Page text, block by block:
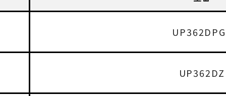
UP362DZ